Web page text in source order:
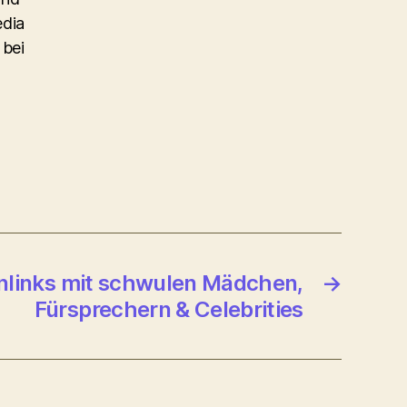
→
mit schwulen Mädchen,
Fürsprechern & Celebrities